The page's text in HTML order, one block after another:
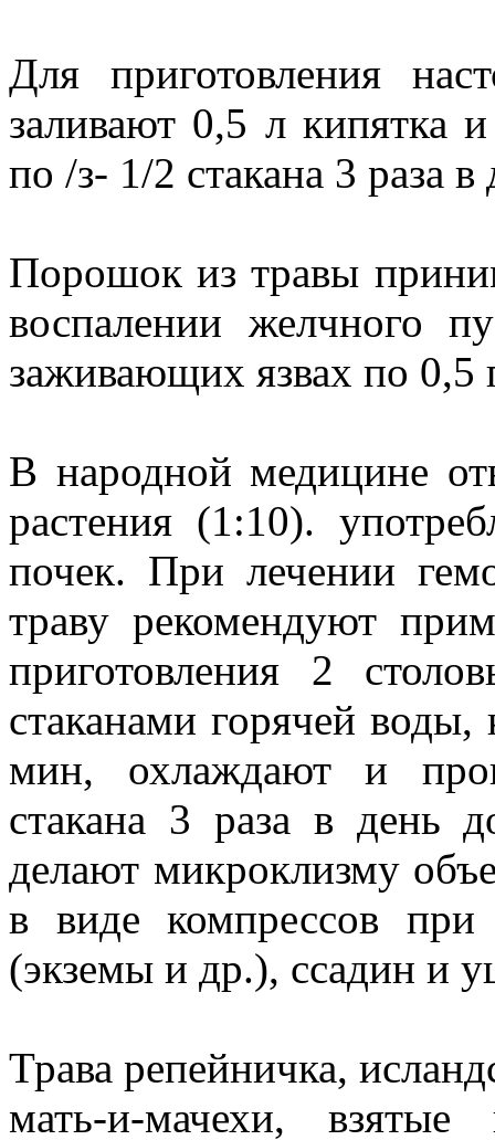
Для приготовления
заливают 0,5 л кипятка
по /з- 1/2 стакана 3 раза
Порошок из травы
воспалении желчного
заживающих язвах по 0,5
В народной медицине
растения (1:10).
почек. При лечении
траву рекомендуют
приготовления 2
стаканами горячей
мин, охлаждают и
стакана 3 раза в день
делают микроклизму
в виде компрессов при
(экземы и др.), ссадин и
Трава репейничка,
мать-и-мачехи,